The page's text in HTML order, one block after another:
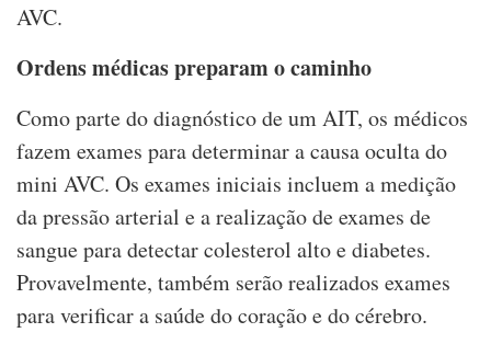
AVC.
Ordens médicas preparam o caminho
Como parte do diagnóstico de um AIT, os médicos
fazem exames para determinar a causa oculta do
mini AVC. Os exames iniciais incluem a medição
da pressão arterial e a realização de exames de
sangue para detectar colesterol alto e diabetes.
Provavelmente, também serão realizados exames
para verificar a saúde do coração e do cérebro.